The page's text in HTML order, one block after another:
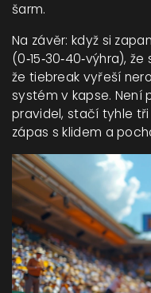
šarm.
Na závěr: když si
(0‑15‑30‑40‑výhra),
že tiebreak vyřeší
systém v kapse.
pravidel, stačí tyhle
zápas s klidem a